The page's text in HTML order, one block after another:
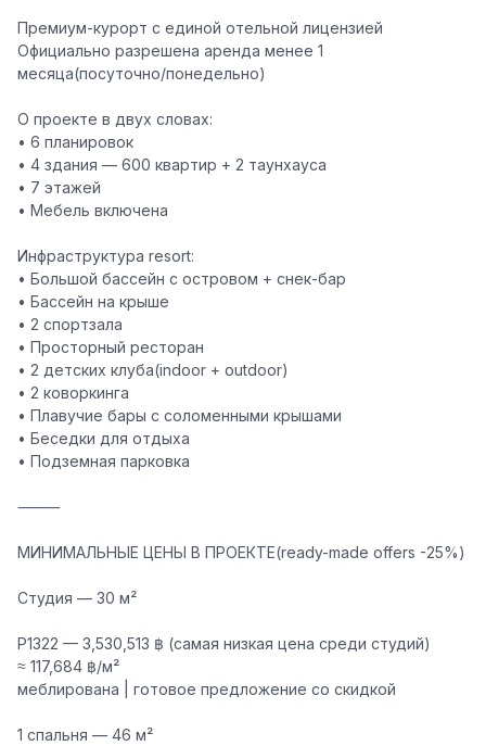
Премиум-курорт с единой отельной лицензией
Официально разрешена аренда менее 1
месяца(посуточно/понедельно)
О проекте в двух словах:
• 6 планировок
• 4 здания — 600 квартир + 2 таунхауса
• 7 этажей
• Мебель включена
Инфраструктура resort:
• Большой бассейн с островом + снек-бар
• Бассейн на крыше
• 2 спортзала
• Просторный ресторан
• 2 детских клуба(indoor + outdoor)
• 2 коворкинга
• Плавучие бары с соломенными крышами
• Беседки для отдыха
• Подземная парковка
⸻
МИНИМАЛЬНЫЕ ЦЕНЫ В ПРОЕКТЕ(ready-made offers -25%)
Студия — 30 м²
P1322 — 3,530,513 ฿ (самая низкая цена среди студий)
≈ 117,684 ฿/м²
меблирована | готовое предложение со скидкой
1 спальня — 46 м²